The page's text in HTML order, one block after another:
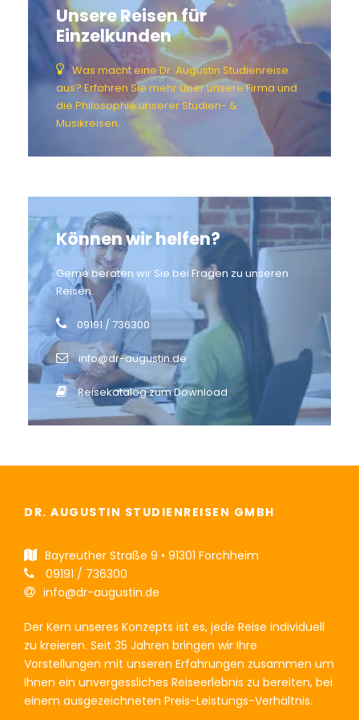
Unsere Reisen für
Einzelkunden
Was macht eine Dr. Augustin Studienreise
aus? Erfahren Sie mehr über unsere Firma und
die Philosophie unserer Studien- &
Musikreisen.
Können wir helfen?
Gerne beraten wir Sie bei Fragen zu unseren
Reisen.
09191 / 736300
info@dr-augustin.de
Reisekatalog zum Download
DR. AUGUSTIN STUDIENREISEN GMBH
Bayreuther Straße 9 • 91301 Forchheim
09191 / 736300
info@dr-augustin.de
Der Kern unseres Konzepts ist es, jede Reise individuell
zu kreieren. Seit 35 Jahren bringen wir Ihre
Vorstellungen mit unseren Erfahrungen zusammen um
Ihnen ein unvergessliches Reiseerlebnis zu bereiten, bei
einem ausgezeichneten Preis-Leistungs-Verhältnis.